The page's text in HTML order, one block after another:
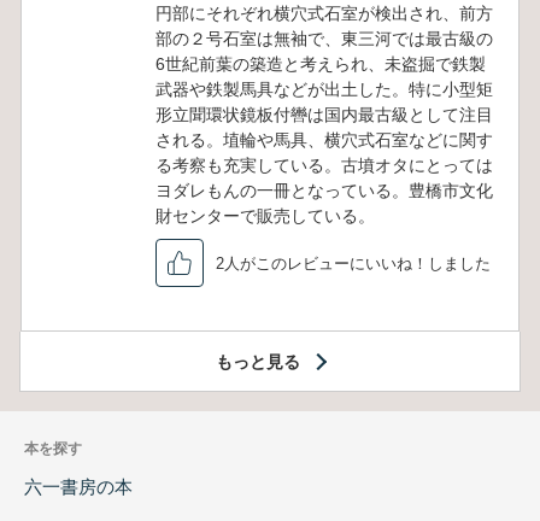
円部にそれぞれ横穴式石室が検出され、前方
部の２号石室は無袖で、東三河では最古級の
6世紀前葉の築造と考えられ、未盗掘で鉄製
武器や鉄製馬具などが出土した。特に小型矩
形立聞環状鏡板付轡は国内最古級として注目
される。埴輪や馬具、横穴式石室などに関す
る考察も充実している。古墳オタにとっては
ヨダレもんの一冊となっている。豊橋市文化
財センターで販売している。
2人がこのレビューにいいね！しました
もっと見る
本を探す
六一書房の本